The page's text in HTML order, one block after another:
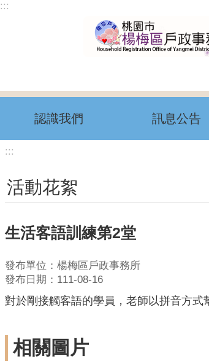
跳到主要內容區塊
:::
認識我們 訊息公告
:::
活動花絮
生活客語訓練第2堂
發布單位：楊梅區戶政事務所
發布日期：111-08-16
對於剛接觸客語的學員，老師以拼音方
相關圖片